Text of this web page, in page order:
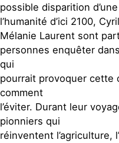
possible disparition
l’humanité d’ici 2100,
Mélanie Laurent sont
personnes enquêter
qui
pourrait provoquer
comment
l’éviter. Durant leur
pionniers qui
réinventent l’agriculture,